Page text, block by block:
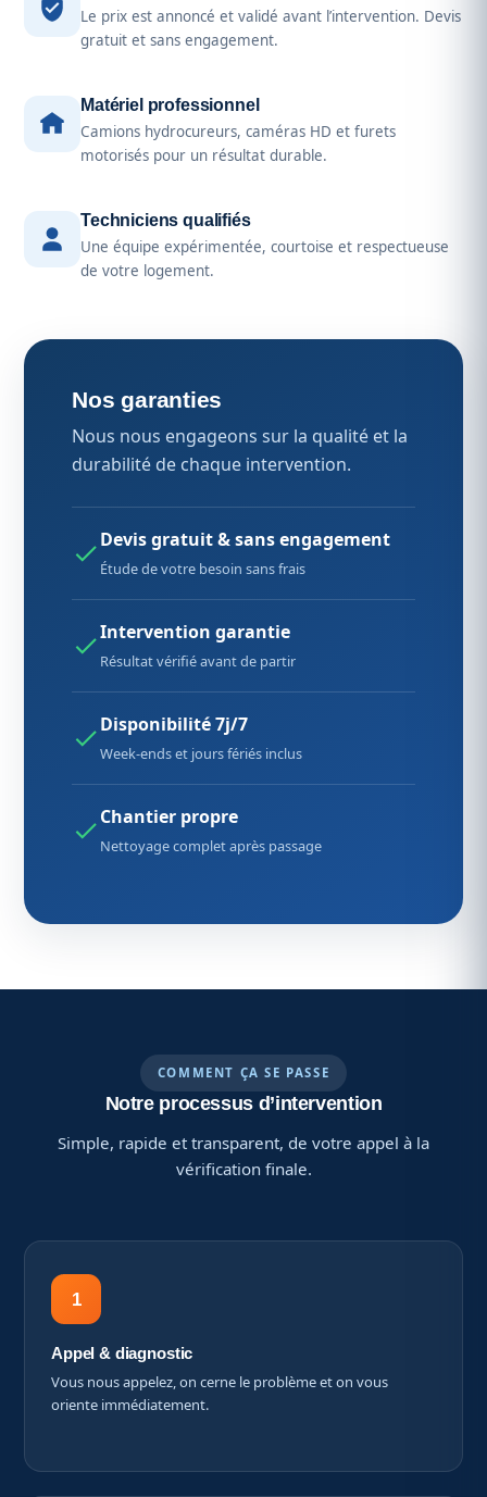
Le prix est annoncé et validé avant l’intervention. Devis
gratuit et sans engagement.
Matériel professionnel
Camions hydrocureurs, caméras HD et furets
motorisés pour un résultat durable.
Techniciens qualifiés
Une équipe expérimentée, courtoise et respectueuse
de votre logement.
Nos garanties
Nous nous engageons sur la qualité et la
durabilité de chaque intervention.
Devis gratuit & sans engagement
Étude de votre besoin sans frais
Intervention garantie
Résultat vérifié avant de partir
Disponibilité 7j/7
Week-ends et jours fériés inclus
Chantier propre
Nettoyage complet après passage
COMMENT ÇA SE PASSE
Notre processus d’intervention
Simple, rapide et transparent, de votre appel à la
vérification finale.
1
Appel & diagnostic
Vous nous appelez, on cerne le problème et on vous
oriente immédiatement.